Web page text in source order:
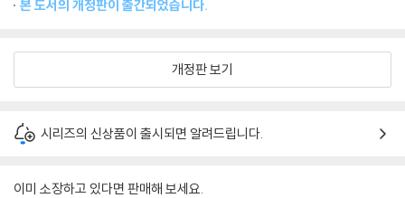
본 도서의 개정판이 출간되었습니다.
개정판 보기
시리즈의 신상품이 출시되면 알려드립니다.
이미 소장하고 있다면 판매해 보세요.